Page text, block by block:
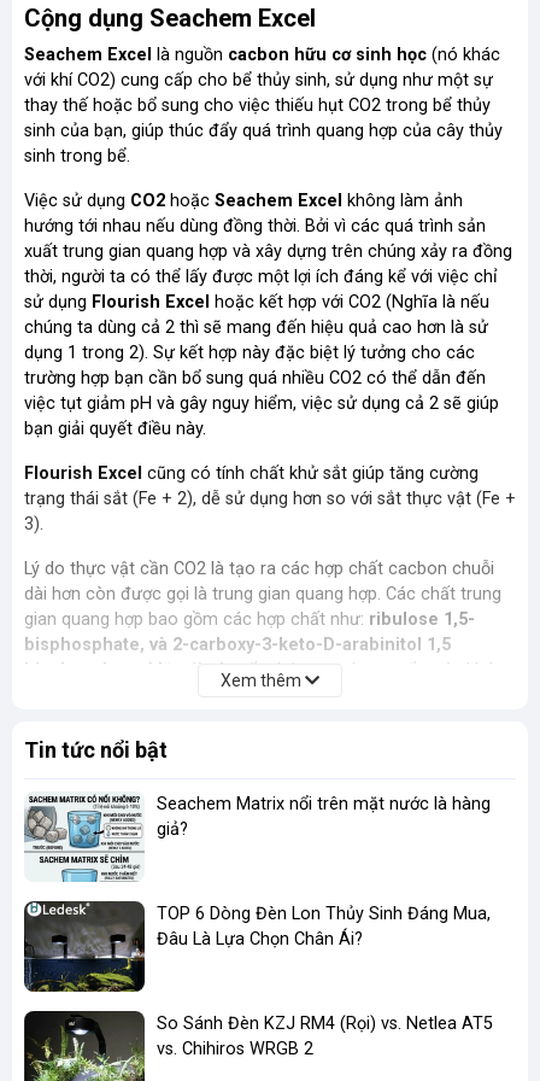
Cộng dụng Seachem Excel
Seachem Excel là nguồn cacbon hữu cơ sinh học (nó khác
với khí CO2) cung cấp cho bể thủy sinh, sử dụng như một sự
thay thế hoặc bổ sung cho việc thiếu hụt CO2 trong bể thủy
sinh của bạn, giúp thúc đẩy quá trình quang hợp của cây thủy
sinh trong bể.
Việc sử dụng CO2 hoặc Seachem Excel
không làm ảnh
hướng tới nhau nếu dùng đồng thời. Bởi vì các quá trình sản
xuất trung gian quang hợp và xây dựng trên chúng xảy ra đồng
thời, người ta có thể lấy được một lợi ích đáng kể với việc chỉ
sử dụng Flourish Excel
hoặc kết hợp với CO2 (Nghĩa là nếu
chúng ta dùng cả 2 thì sẽ mang đến hiệu quả cao hơn là sử
dụng 1 trong 2). Sự kết hợp này đặc biệt lý tưởng cho các
trường hợp bạn cần bổ sung quá nhiều CO2 có thể dẫn đến
việc tụt giảm pH và gây nguy hiểm, việc sử dụng cả 2 sẽ giúp
bạn giải quyết điều này.
Flourish Excel cũng có tính chất khử sắt giúp tăng cường
trạng thái sắt (Fe + 2), dễ sử dụng hơn so với sắt thực vật (Fe +
3).
Lý do thực vật cần CO2 là tạo ra các hợp chất cacbon chuỗi
dài hơn còn được gọi là trung gian quang hợp. Các chất trung
gian quang hợp bao gồm các hợp chất như: ribulose 1,5-
bisphosphate, và 2-carboxy-3-keto-D-arabinitol 1,5
bisphosphate
. Mặc dù tên rất phức tạp nhưng cấu trúc khá
Bằng cách sử dụng Flourish Excel bạn bỏ qua sự tham gia của
CO2 và cung cấp trực tiếp các hợp chất có cấu trúc tương tự
đã hoàn thành (Carbon hữu cơ) giúp cây có thể sử dụng được
luôn. Nó tương tự như cấu trúc của nó mà
thể được sử dụng trong quá trình xây dựng chuỗi carbon của
có thể dễ dàng chuyển đổi nó thành bất kỳ một trong các hợp
chất có tên ở trên (hoặc nhiều loại khác).
Hướng dẫn sử dụng
Người dùng thường sử dụng Seachem Excel như một dạng
phân nước bổ sung các chất Carbon hữu cơ hoặc sử dụng để
Xem thêm
Tin tức nổi bật
Seachem Matrix nổi trên mặt nước là hàng
giả?
TOP 6 Dòng Đèn Lon Thủy Sinh Đáng Mua,
Đâu Là Lựa Chọn Chân Ái?
So Sánh Đèn KZJ RM4 (Rọi) vs. Netlea AT5
vs. Chihiros WRGB 2